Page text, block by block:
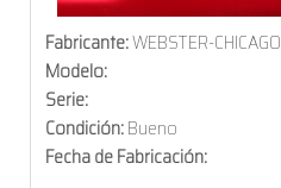
Fabricante:WEBSTER-CHICAGO
Modelo:
Serie:
Condición:Bueno
Fecha de Fabricación: